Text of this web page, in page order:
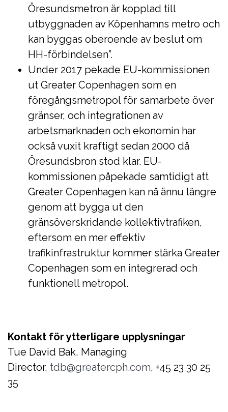
Öresundsmetron är kopplad till
utbyggnaden av Köpenhamns metro och
kan byggas oberoende av beslut om
HH-förbindelsen”.
Under 2017 pekade EU-kommissionen
ut Greater Copenhagen som en
föregångsmetropol för samarbete över
gränser, och integrationen av
arbetsmarknaden och ekonomin har
också vuxit kraftigt sedan 2000 då
Öresundsbron stod klar. EU-
kommissionen påpekade samtidigt att
Greater Copenhagen kan nå ännu längre
genom att bygga ut den
gränsöverskridande kollektivtrafiken,
eftersom en mer effektiv
trafikinfrastruktur kommer stärka Greater
Copenhagen som en integrerad och
funktionell metropol.
Kontakt för ytterligare upplysningar
Tue David Bak, Managing
Director, tdb@greatercph.com, +45 23 30 25
35